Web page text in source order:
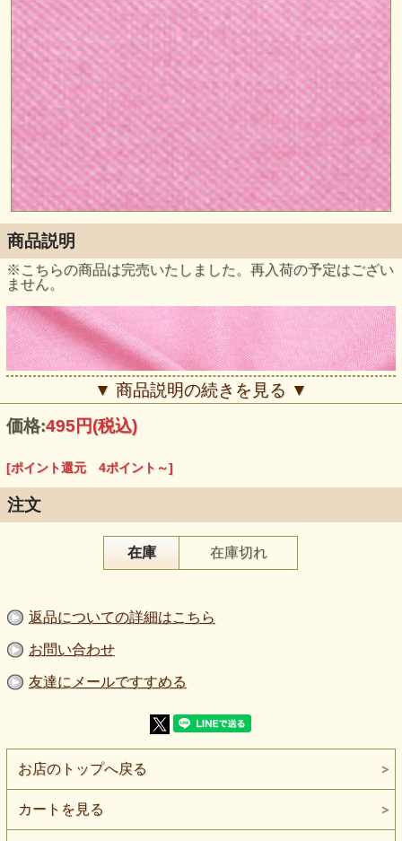
商品説明
※こちらの商品は完売いたしました。再入荷の予定はござい
ません。
【素 材】綿：１００％
【販売単位】５０cm単位になります。
【生地の厚さ】普通～やや薄い
【生地の伸び】ヨコに伸びる。
【ボタンの大きさ】柄の大きさを比較するボタンの直径は
商品の色はご覧になられる環境によって異なる場合がござい
ます。
生地の厚さや伸びは正確ではありません。あくまでもイメー
ジとしてご利用下さい.。
▼ 商品説明の続きを見る ▼
価格:495円(税込)
[ポイント還元 4ポイント～]
注文
在庫 在庫切れ
返品についての詳細はこちら
お問い合わせ
友達にメールですすめる
お店のトップへ戻る
カートを見る